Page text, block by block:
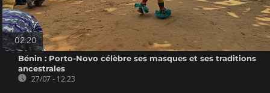
02:20
Bénin : Porto-Novo célèbre ses masques et ses traditions
ancestrales
27/07 - 12:23